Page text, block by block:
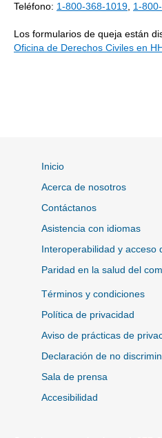
Teléfono: 1-800-368-1019 1-
Los formularios de queja están
Oficina de Derechos Civiles en
Inicio
Acerca de nosotros
Contáctanos
Asistencia con idiomas
Interoperabilidad y acceso
Paridad en la salud del
Términos y condiciones
Política de privacidad
Aviso de prácticas de
Declaración de no
Sala de prensa
Accesibilidad